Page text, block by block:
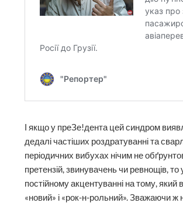
І якщо у преЗе!дента цей синдром
дедалі частіших роздратуванні та
періодичних вибухах нічим не
претензій, звинувачень чи ревнощів,
постійному акцентуванні на тому, який
«новий» і «рок-н-рольний». Зважаючи ж